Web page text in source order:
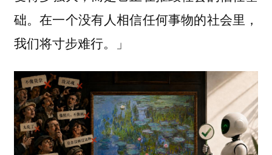
础。在一个没有人相信任何事物的社会里，
我们将寸步难行。」